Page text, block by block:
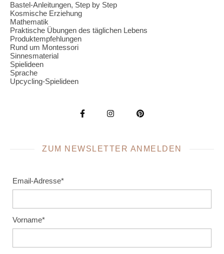
Bastel-Anleitungen, Step by Step
Kosmische Erziehung
Mathematik
Praktische Übungen des täglichen Lebens
Produktempfehlungen
Rund um Montessori
Sinnesmaterial
Spielideen
Sprache
Upcycling-Spielideen
ZUM NEWSLETTER ANMELDEN
Email-Adresse*
Vorname*